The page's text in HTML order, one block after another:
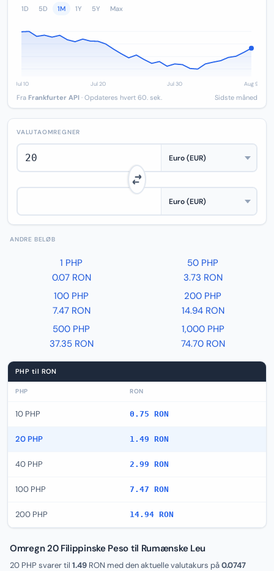
1D 5D 1M 1Y 5Y Max
Fra Frankfurter API · Opdateres hvert 60. sek. Sidste måned
VALUTAOMREGNER
ANDRE BELØB
1 PHP
0.07 RON
50 PHP
3.73 RON
100 PHP
7.47 RON
200 PHP
14.94 RON
500 PHP
37.35 RON
1,000 PHP
74.70 RON
PHP til RON
PHP RON
10 PHP 0.75 RON
20 PHP 1.49 RON
40 PHP 2.99 RON
100 PHP 7.47 RON
200 PHP 14.94 RON
Omregn 20 Filippinske Peso til Rumænske Leu
20 PHP svarer til 1.49 RON med den aktuelle valutakurs på0.0747